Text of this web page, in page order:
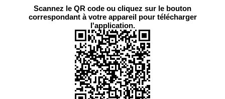
Scannez le QR code ou cliquez sur le bouton
correspondant à votre appareil pour télécharger
l'application.